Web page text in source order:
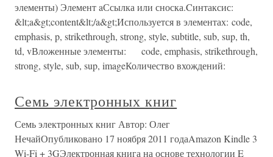
элементы) Элемент aСсылка или сноска.Cинтаксис:
&lt;a&gt;content&lt;/a&gt;Используется в элементах: code,
emphasis, p, strikethrough, strong, style, subtitle, sub, sup, th,
td, vВложенные элементы: code, emphasis, strikethrough,
strong, style, sub, sup, imageКоличество вхождений:
Семь электронных книг
Семь электронных книг Автор: Олег
НечайОпубликовано 17 ноября 2011 годаAmazon Kindle 3
Wi-Fi + 3GЭлектронная книга на основе технологии E